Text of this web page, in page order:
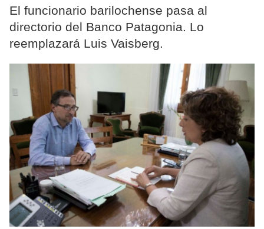
El funcionario barilochense pasa al
directorio del Banco Patagonia. Lo
reemplazará Luis Vaisberg.